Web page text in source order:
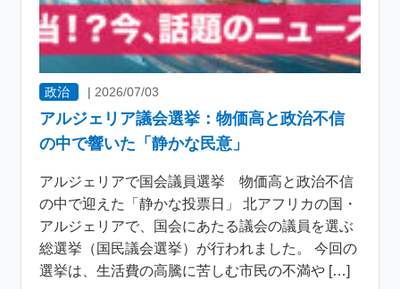
政治 |2026/07/03
アルジェリア議会選挙：物価高と政治不信
の中で響いた「静かな民意」
アルジェリアで国会議員選挙 物価高と政治不信
の中で迎えた「静かな投票日」 北アフリカの国・
アルジェリアで、国会にあたる議会の議員を選ぶ
総選挙（国民議会選挙）が行われました。 今回の
選挙は、生活費の高騰に苦しむ市民の不満や […]